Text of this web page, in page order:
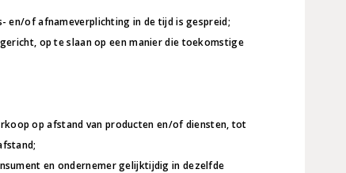
en/of afnameverplichting in de tijd is gespreid;
op te slaan op een manier die toekomstige
op afstand van producten en/of diensten, tot
en ondernemer gelijktijdig in dezelfde